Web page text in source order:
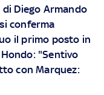
Diego Armando
conferma
il primo posto in
"Sentivo
con Marquez: